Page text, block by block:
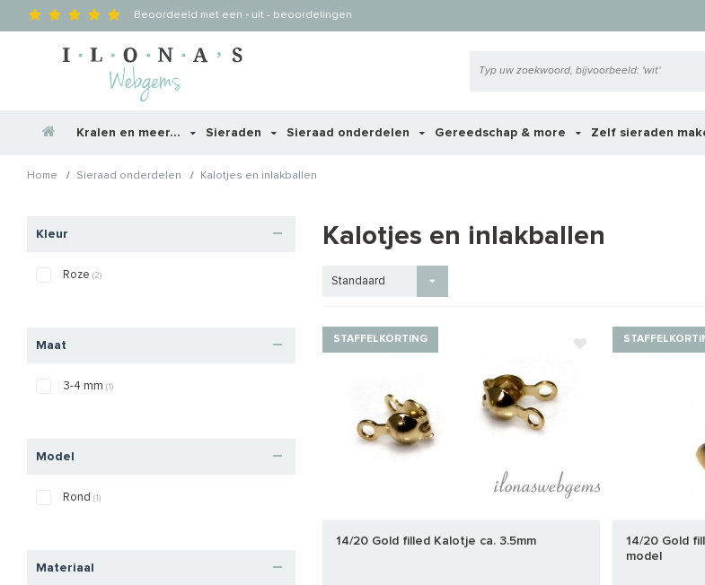
Beoordeeld met een - uit - beoordelingen
Kralen en meer... Sieraden Sieraad onderdelen Gereedschap & more Zelf sieraden
Home / Sieraad onderdelen / Kalotjes en inlakballen
Kleur
Roze (2)
Maat
3-4 mm (1)
Model
Rond (1)
Materiaal
Kalotjes en inlakballen
Standaard
STAFFELKORTING
14/20 Gold filled Kalotje ca. 3.5mm
14/20 Gold
model